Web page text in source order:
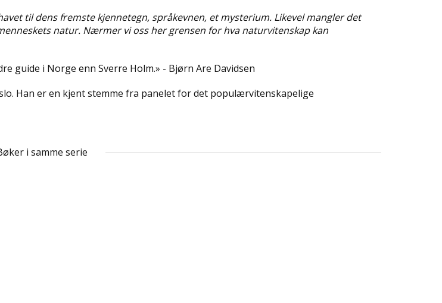
til dens fremste kjennetegn, språkevnen, et mysterium. Likevel mangler det
natur. Nærmer vi oss her grensen for hva naturvitenskap kan
guide i Norge enn Sverre Holm.» - Bjørn Are Davidsen
Han er en kjent stemme fra panelet for det populærvitenskapelige
i samme serie